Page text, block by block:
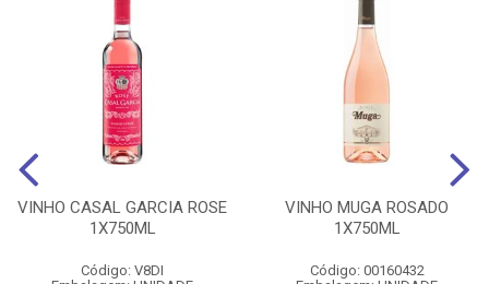
VINHO CASAL GARCIA ROSE
1X750ML
Código: V8DI
VINHO MUGA ROSADO
1X750ML
Código: 00160432